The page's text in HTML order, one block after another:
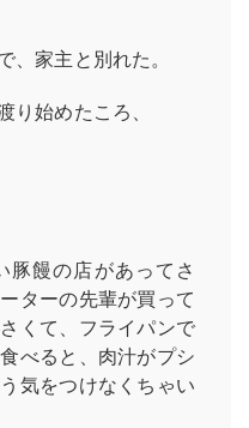
、家主と別れた。
り始めたころ、
豚饅の店があってさ
ターの先輩が買って
くて、フライパンで
べると、肉汁がプシ
気をつけなくちゃい